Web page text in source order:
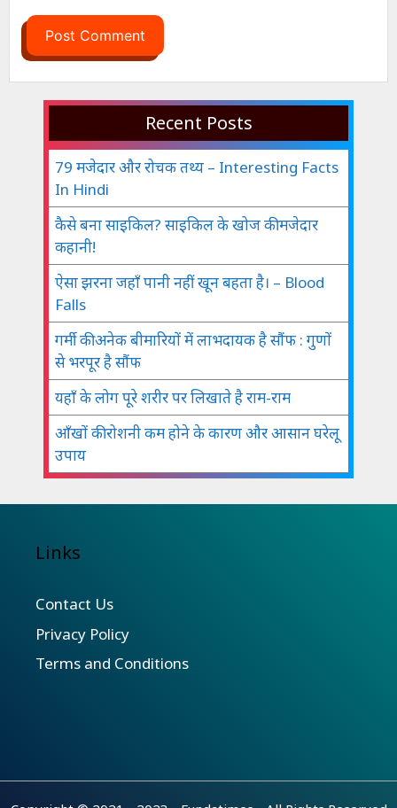
Recent Posts
79 मजेदार और रोचक तथ्य – Interesting Facts
In Hindi
कैसे बना साइकिल? साइकिल के खोज की मजेदार
कहानी!
ऐसा झरना जहाँ पानी नहीं खून बहता है। – Blood
Falls
गर्मी की अनेक बीमारियों में लाभदायक है सौंफ : गुणों
से भरपूर है सौंफ
यहाँ के लोग पूरे शरीर पर लिखाते है राम-राम
आँखों की रोशनी कम होने के कारण और आसान घरेलू
उपाय
Links
Contact Us
Privacy Policy
Terms and Conditions